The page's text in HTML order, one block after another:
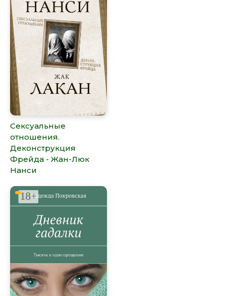
Сексуальные
отношения.
Деконструкция
Фрейда - Жан-Люк
Нанси